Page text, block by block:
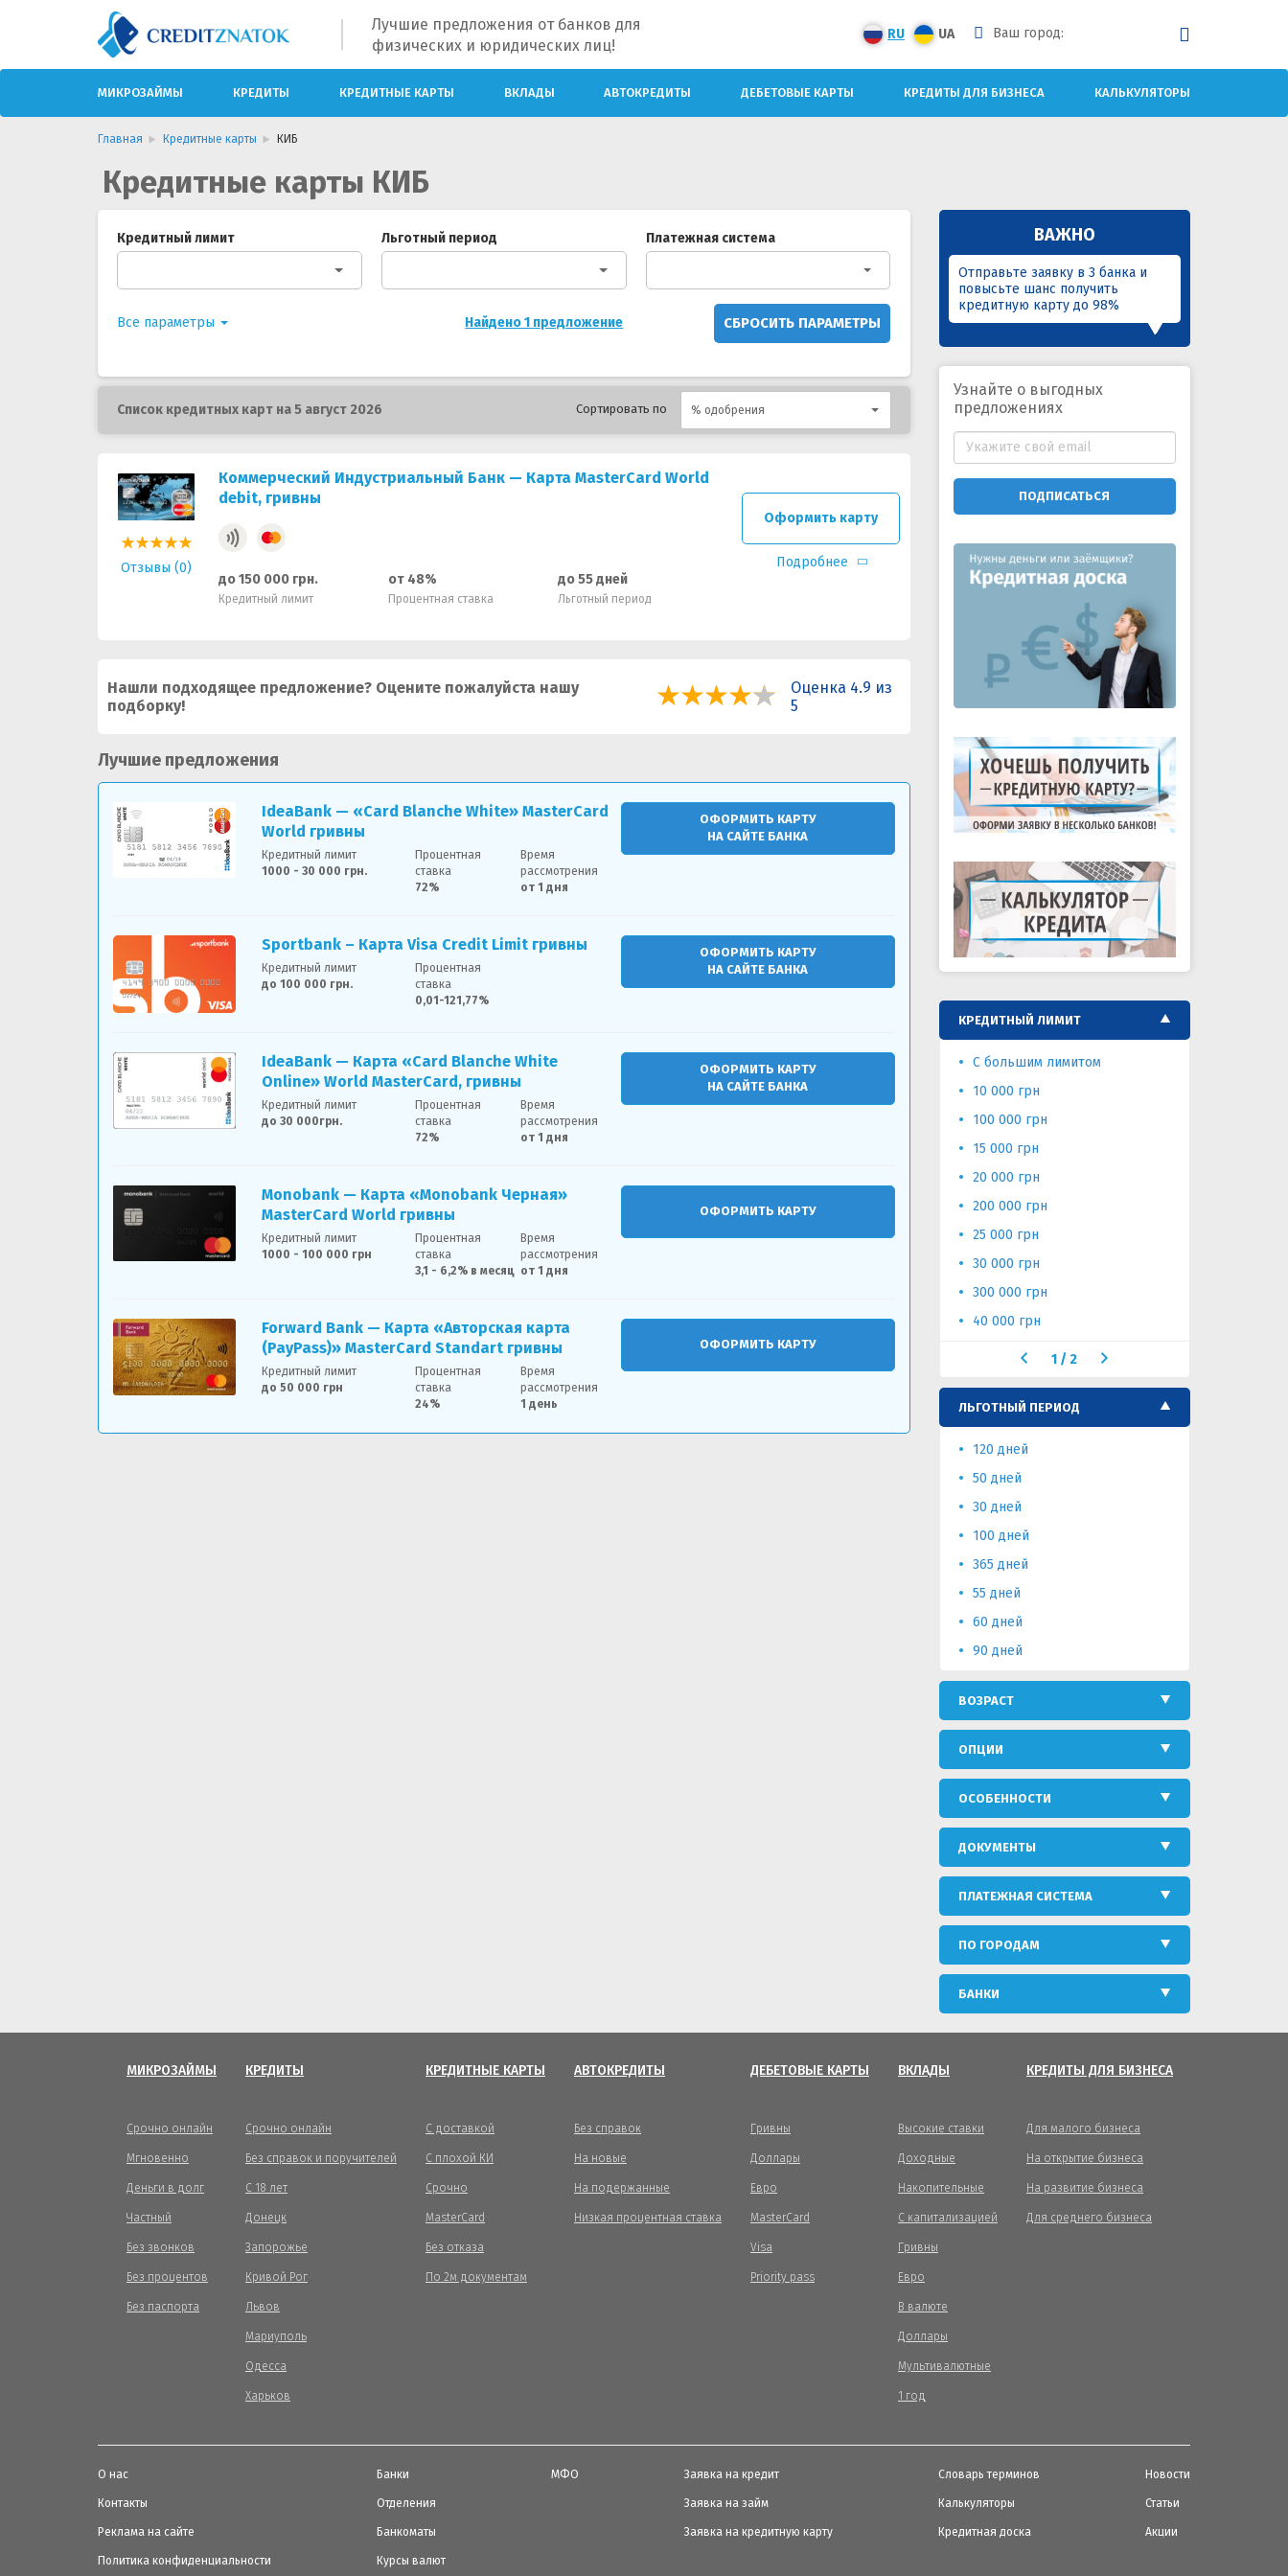
Лучшие предложения от банков для
физических и юридических лиц!
RU UA Ваш город:
МИКРОЗАЙМЫ КРЕДИТЫ КРЕДИТНЫЕ КАРТЫ ВКЛАДЫ АВТОКРЕДИТЫ ДЕБЕТОВЫЕ КАРТЫ КРЕДИТЫ ДЛЯ БИЗНЕСА КАЛЬКУЛЯТОРЫ
Главная Кредитные карты КИБ
Кредитные карты КИБ
Кредитный лимит Льготный период Платежная система
Все параметры СБРОСИТЬ ПАРАМЕТРЫ
Найдено 1 предложение
Список кредитных карт на 5 август 2026 Сортировать по % одобрения
Отзывы (0)
Коммерческий Индустриальный Банк — Карта MasterCard World
debit, гривны
до 150 000 грн.
Кредитный лимит
от 48%
Процентная ставка
до 55 дней
Льготный период
Оформить карту
Подробнее
Нашли подходящее предложение? Оцените пожалуйста нашу
подборку!
Оценка 4.9 из
5
Лучшие предложения
IdeaBank — «Card Blanche White» MasterCard
World гривны
Кредитный лимит
1000 - 30 000 грн.
Процентная
ставка
72%
Время
рассмотрения
от 1 дня
ОФОРМИТЬ КАРТУ
НА САЙТЕ БАНКА
Sportbank – Карта Visa Credit Limit гривны
Кредитный лимит
до 100 000 грн.
Процентная
ставка
0,01-121,77%
ОФОРМИТЬ КАРТУ
НА САЙТЕ БАНКА
IdeaBank — Карта «Card Blanche White
Online» World MasterCard, гривны
Кредитный лимит
до 30 000грн.
Процентная
ставка
72%
Время
рассмотрения
от 1 дня
ОФОРМИТЬ КАРТУ
НА САЙТЕ БАНКА
Monobank — Карта «Monobank Черная»
MasterCard World гривны
Кредитный лимит
1000 - 100 000 грн
Процентная
ставка
3,1 - 6,2% в месяц
Время
рассмотрения
от 1 дня
ОФОРМИТЬ КАРТУ
Forward Bank — Карта «Авторская карта
(PayPass)» MasterCard Standart гривны
Кредитный лимит
до 50 000 грн
Процентная
ставка
24%
Время
рассмотрения
1 день
ОФОРМИТЬ КАРТУ
ВАЖНО
Отправьте заявку в 3 банка и
повысьте шанс получить
кредитную карту до 98%
Узнайте о выгодных
предложениях
ПОДПИСАТЬСЯ
КРЕДИТНЫЙ ЛИМИТ
С большим лимитом
10 000 грн
100 000 грн
15 000 грн
20 000 грн
200 000 грн
25 000 грн
30 000 грн
300 000 грн
40 000 грн
1 / 2
ЛЬГОТНЫЙ ПЕРИОД
120 дней
50 дней
30 дней
100 дней
365 дней
55 дней
60 дней
90 дней
ВОЗРАСТ
ОПЦИИ
ОСОБЕННОСТИ
ДОКУМЕНТЫ
ПЛАТЕЖНАЯ СИСТЕМА
ПО ГОРОДАМ
БАНКИ
МИКРОЗАЙМЫ
Срочно онлайн
Мгновенно
Деньги в долг
Частный
Без звонков
Без процентов
Без паспорта
КРЕДИТЫ
Срочно онлайн
Без справок и поручителей
С 18 лет
Донецк
Запорожье
Кривой Рог
Львов
Мариуполь
Одесса
Харьков
КРЕДИТНЫЕ КАРТЫ
С доставкой
С плохой КИ
Срочно
MasterCard
Без отказа
По 2м документам
АВТОКРЕДИТЫ
Без справок
На новые
На подержанные
Низкая процентная ставка
ДЕБЕТОВЫЕ КАРТЫ
Гривны
Доллары
Евро
MasterCard
Visa
Priority pass
ВКЛАДЫ
Высокие ставки
Доходные
Накопительные
С капитализацией
Гривны
Евро
В валюте
Доллары
Мультивалютные
1 год
КРЕДИТЫ ДЛЯ БИЗНЕСА
Для малого бизнеса
На открытие бизнеса
На развитие бизнеса
Для среднего бизнеса
О нас
Контакты
Реклама на сайте
Политика конфиденциальности
Банки
Отделения
Банкоматы
Курсы валют
МФО Заявка на кредит
Заявка на займ
Заявка на кредитную карту
Словарь терминов
Калькуляторы
Кредитная доска
Новости
Статьи
Акции